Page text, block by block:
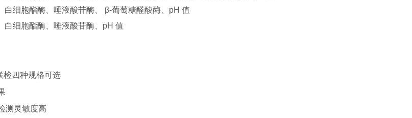
白细胞酯酶、唾液酸苷酶、 β-葡萄糖醛酸酶、pH 值
白细胞酯酶、唾液酸苷酶、pH 值
检四种规格可选
测灵敏度高